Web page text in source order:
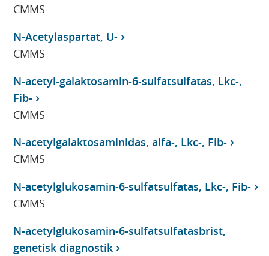
CMMS
N-Acetylaspartat, U-
CMMS
N-acetyl-galaktosamin-6-sulfatsulfatas, Lkc-,
Fib-
CMMS
N-acetylgalaktosaminidas, alfa-, Lkc-, Fib-
CMMS
N-acetylglukosamin-6-sulfatsulfatas, Lkc-, Fib-
CMMS
N-acetylglukosamin-6-sulfatsulfatasbrist,
genetisk diagnostik